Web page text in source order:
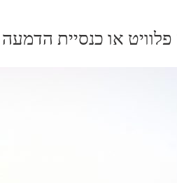
פלוויט או כנסיית הדמעה